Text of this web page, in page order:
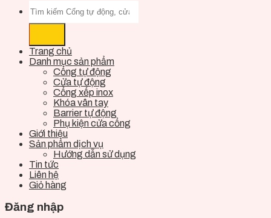
Trang chủ
Danh mục sản phẩm
Cổng tự động
Cửa tự động
Cổng xếp inox
Khóa vân tay
Barrier tự động
Phụ kiện cửa cổng
Giới thiệu
Sản phẩm dịch vụ
Hướng dẫn sử dụng
Tin tức
Liên hệ
Giỏ hàng
Đăng nhập